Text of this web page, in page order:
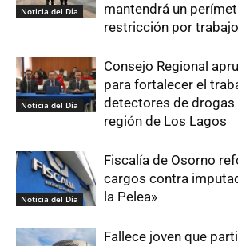
Noticia del Día
mantendrá un
restricción por
Noticia del Día
Consejo Regional
para fortalecer el
detectores de drogas
región de Los Lagos
Noticia del Día
Fiscalía de Osorno
cargos contra
la Pelea»
Fallece joven que